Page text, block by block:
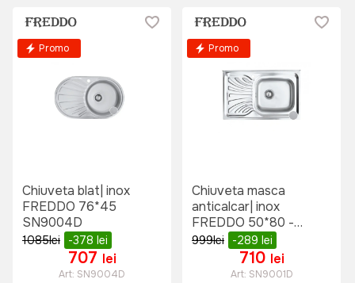
Promo
Chiuveta blat| inox
FREDDO 76*45
SN9004D
1085lei -378 lei
707 lei
Art: SN9004D
Promo
Chiuveta masca
anticalcar| inox
FREDDO 50*80 -
0:6(304) EC SN9001D
999lei -289 lei
710 lei
Art: SN9001D